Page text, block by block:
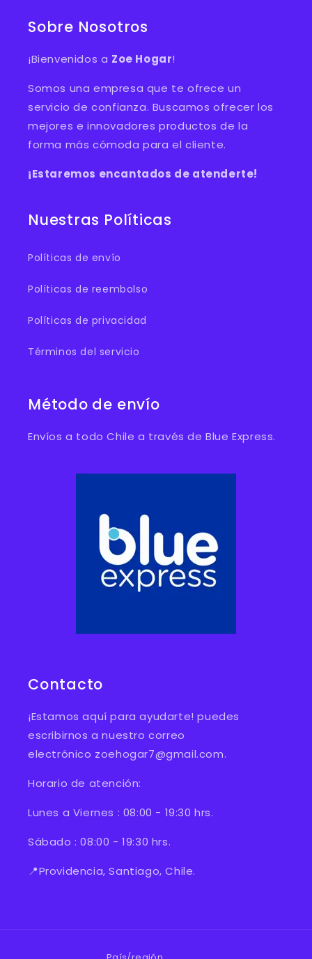
Sobre Nosotros
¡Bienvenidos a Zoe Hogar!
Somos una empresa que te ofrece un
servicio de confianza. Buscamos ofrecer los
mejores e innovadores productos de la
forma más cómoda para el cliente.
¡Estaremos encantados de atenderte!
Nuestras Políticas
Políticas de envío
Políticas de reembolso
Políticas de privacidad
Términos del servicio
Método de envío
Envíos a todo Chile a través de Blue Express.
Contacto
¡Estamos aquí para ayudarte! puedes
escribirnos a nuestro correo
electrónico zoehogar7@gmail.com.
Horario de atención:
Lunes a Viernes : 08:00 - 19:30 hrs.
Sábado : 08:00 - 19:30 hrs.
📍Providencia, Santiago, Chile.